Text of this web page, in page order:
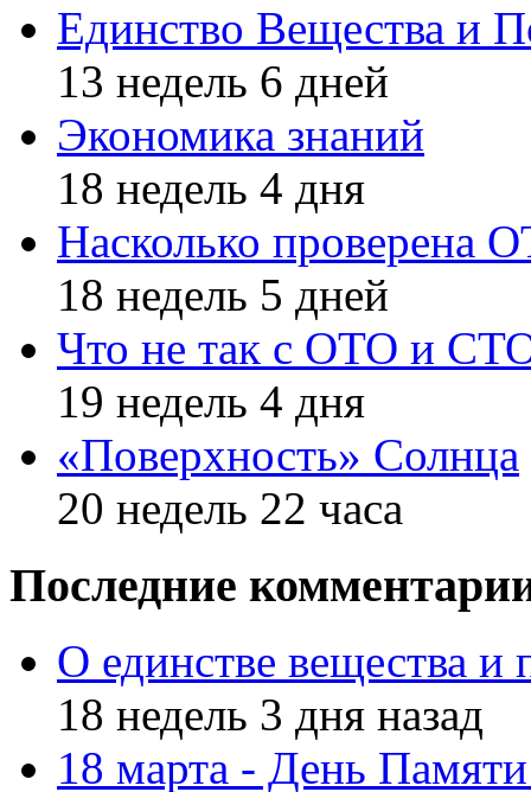
Единство Вещества и
13 недель 6 дней
Экономика знаний
18 недель 4 дня
Насколько проверена
18 недель 5 дней
Что не так с ОТО и
19 недель 4 дня
«Поверхность» Солнца
20 недель 22 часа
Последние
О единстве вещества и
18 недель 3 дня назад
18 марта - День